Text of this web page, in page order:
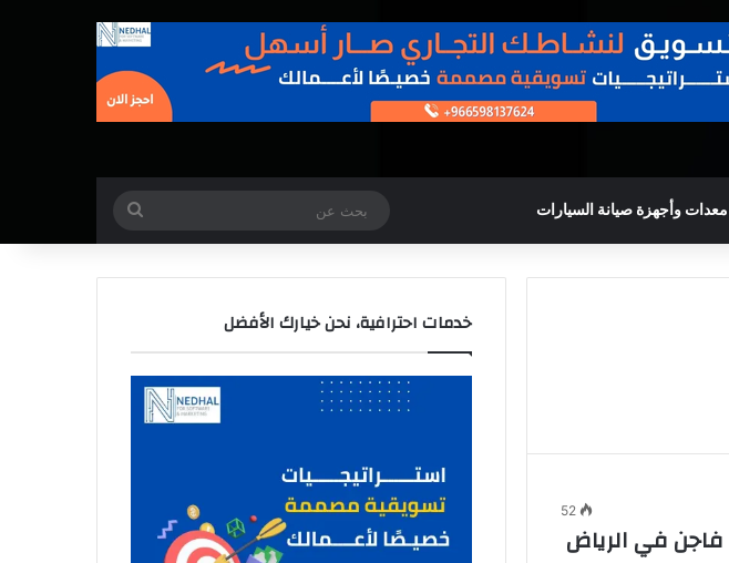
معدات وأجهزة صيانة السيارات
عن
52
في الرياض
خدمات احترافية، نحن خيارك الأفضل